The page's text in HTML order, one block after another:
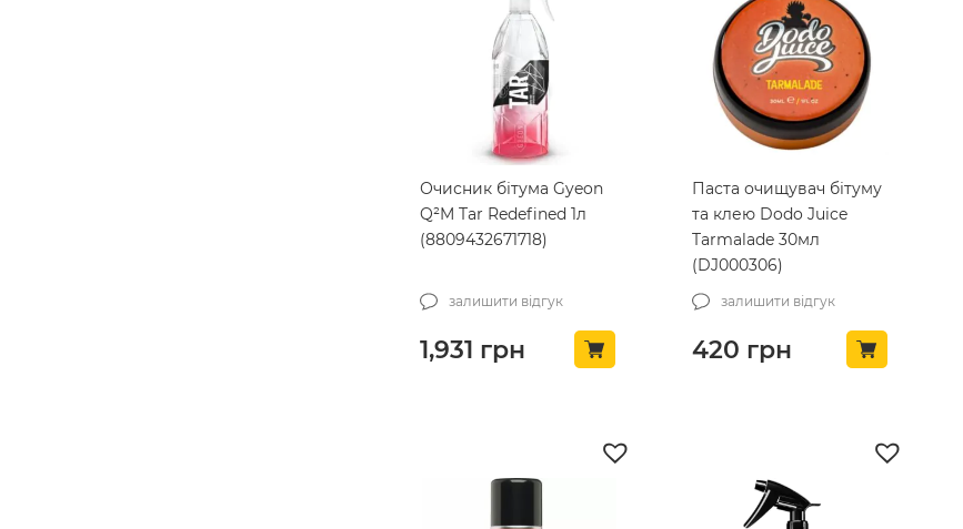
Очисник бітума Gyeon
Q²M Tar Redefined 1л
(8809432671718)
залишити відгук
1,931 грн
Паста очищувач бітуму
та клею Dodo Juice
Tarmalade 30мл
(DJ000306)
залишити відгук
420 грн